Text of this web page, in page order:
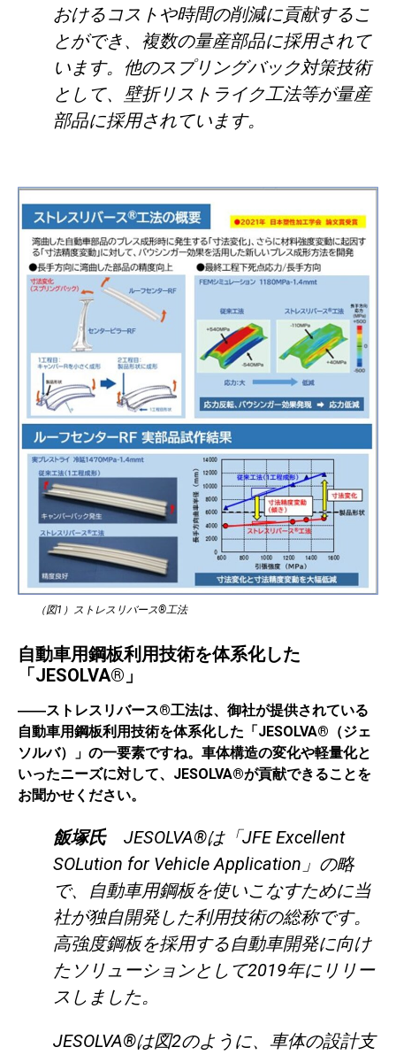
おけるコストや時間の削減に貢献するこ
とができ、複数の量産部品に採用されて
います。他のスプリングバック対策技術
として、壁折リストライク工法等が量産
部品に採用されています。
（図1）ストレスリバース®工法
自動車用鋼板利用技術を体系化した
「JESOLVA®」
――ストレスリバース®工法は、御社が提供されている
自動車用鋼板利用技術を体系化した「JESOLVA®（ジェ
ソルバ）」の一要素ですね。車体構造の変化や軽量化と
いったニーズに対して、JESOLVA®が貢献できることを
お聞かせください。
飯塚氏JESOLVA®は「JFE Excellent
SOLution for Vehicle Application」の略
で、自動車用鋼板を使いこなすために当
社が独自開発した利用技術の総称です。
高強度鋼板を採用する自動車開発に向け
たソリューションとして2019年にリリー
スしました。
JESOLVA®は図2のように、車体の設計支